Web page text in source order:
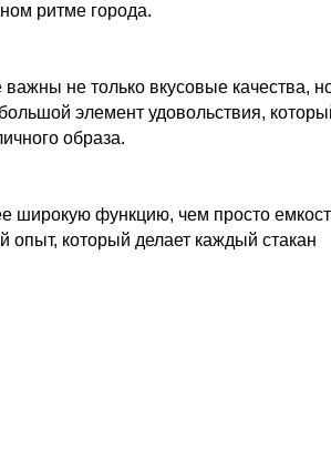
ритме города.
не только вкусовые качества,
элемент удовольствия,
образа.
широкую функцию, чем просто
опыт, который делает каждый стакан